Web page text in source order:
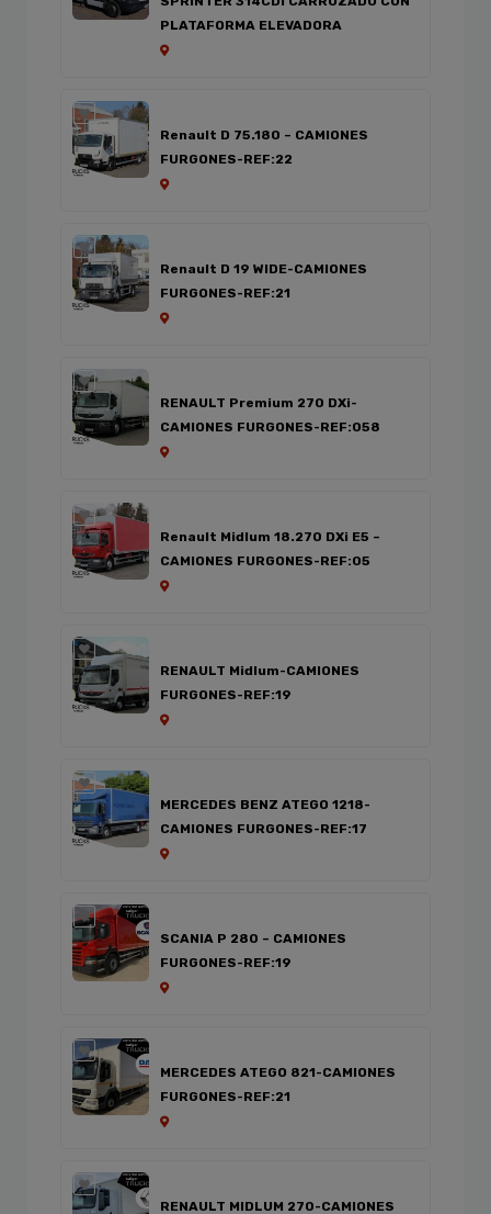
PLATAFORMA ELEVADORA
Renault D 75.180 – CAMIONES
FURGONES-REF:22
Renault D 19 WIDE-CAMIONES
FURGONES-REF:21
RENAULT Premium 270 DXi-
CAMIONES FURGONES-REF:058
Renault Midlum 18.270 DXi E5 –
CAMIONES FURGONES-REF:05
RENAULT Midlum-CAMIONES
FURGONES-REF:19
MERCEDES BENZ ATEGO 1218-
CAMIONES FURGONES-REF:17
SCANIA P 280 – CAMIONES
FURGONES-REF:19
MERCEDES ATEGO 821-CAMIONES
FURGONES-REF:21
RENAULT MIDLUM 270-CAMIONES